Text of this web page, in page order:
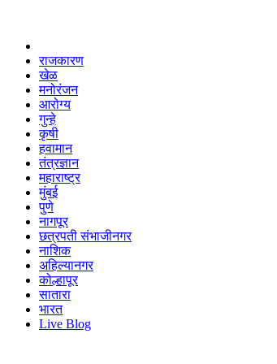
राजकारण
खेळ
मनोरंजन
आरोग्य
गुन्हे
कृषी
हवामान
तंत्रज्ञान
महाराष्ट्र
मुंबई
पुणे
नागपूर
छत्रपती संभाजीनगर
नाशिक
अहिल्यानगर
कोल्हापूर
सातारा
भारत
Live Blog